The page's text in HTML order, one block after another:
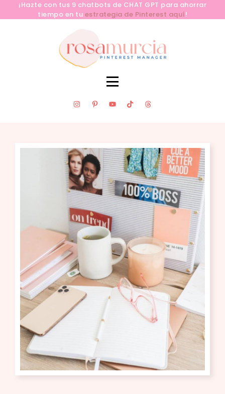
¡Hazte con tus 9 chatbots de CHAT GPT para ahorrar
tiempo en tu estrategia de Pinterest aquí!
SERVICIOS
APRENDE PINTEREST YA
BLOG
CONTACTA
SOBRE MÍ
PREGUNTAS FRECUENTES
TESTIMONIALES